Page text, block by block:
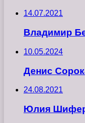
14.07.2021
Владимир
10.05.2024
Денис
24.08.2021
Юлия